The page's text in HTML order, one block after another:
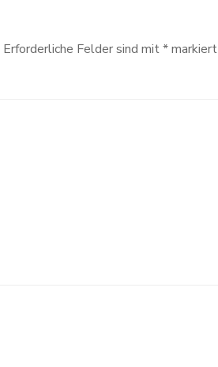
Erforderliche Felder sind mit*markiert